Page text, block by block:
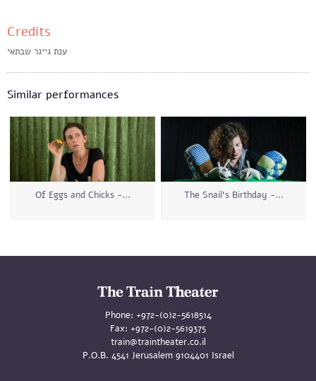
Credits
ענת גייגר שבתאי
Similar performances
Of Eggs and Chicks -... The Snail’s Birthday -...
Phone: +972-(0)2-5618514
Fax: +972-(0)2-5619375
train@traintheater.co.il
P.O.B. 4541 Jerusalem 9104401 Israel